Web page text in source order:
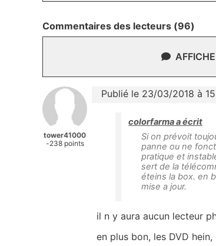
Commentaires des lecteurs (96)
tower41000
-238 points
Publié le 23/03/2018 à
colorfarma a écrit
Si on prévoit
panne ou ne
pratique et
sert de la
éteins la box. en
mise a jour.
il n y aura aucun lecteur
en plus bon, les DVD